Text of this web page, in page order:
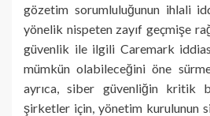
gözetim sorumluluğunun ihlali
yönelik nispeten zayıf geçmişe
güvenlik ile ilgili Caremark
mümkün olabileceğini öne
ayrıca, siber güvenliğin kritik
şirketler için, yönetim kurulunun